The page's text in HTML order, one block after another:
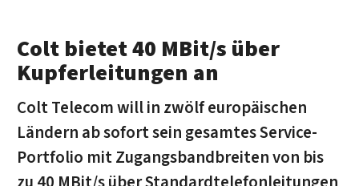
Colt bietet 40 MBit/s über
Kupferleitungen an
Colt Telecom will in zwölf europäischen
Ländern ab sofort sein gesamtes Service-
Portfolio mit Zugangsbandbreiten von bis